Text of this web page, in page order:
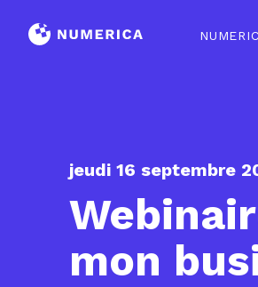
jeudi 16 septembre
mon